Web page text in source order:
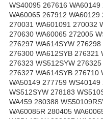
WS40095 267616
WA60065 267912
270031 WA601091 270032
270630 WA60065 272005
276297 WA614SYW
276300 WA612SYB 276321
276323 WS512SYW
276327 WA614SYB 276710
WA50149 277759
WS512SYW 278183
WA459 280388
WA60085R 280405